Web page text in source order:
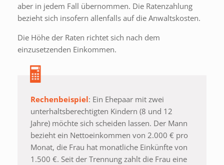
aber in jedem Fall übernommen. Die Ratenzahlung
bezieht sich insofern allenfalls auf die Anwaltskosten.
Die Höhe der Raten richtet sich nach dem
einzusetzenden Einkommen.
Rechenbeispiel: Ein Ehepaar mit zwei
unterhaltsberechtigten Kindern (8 und 12
Jahre) möchte sich scheiden lassen. Der Mann
bezieht ein Nettoeinkommen von 2.000 € pro
Monat, die Frau hat monatliche Einkünfte von
1.500 €. Seit der Trennung zahlt die Frau eine